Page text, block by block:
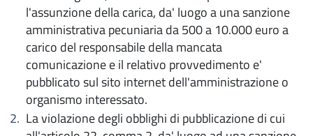
l'assunzione della carica, da' luogo a una sanzione
amministrativa pecuniaria da 500 a 10.000 euro a
carico del responsabile della mancata
comunicazione e il relativo provvedimento e'
pubblicato sul sito internet dell'amministrazione o
organismo interessato.
La violazione degli obblighi di pubblicazione di cui